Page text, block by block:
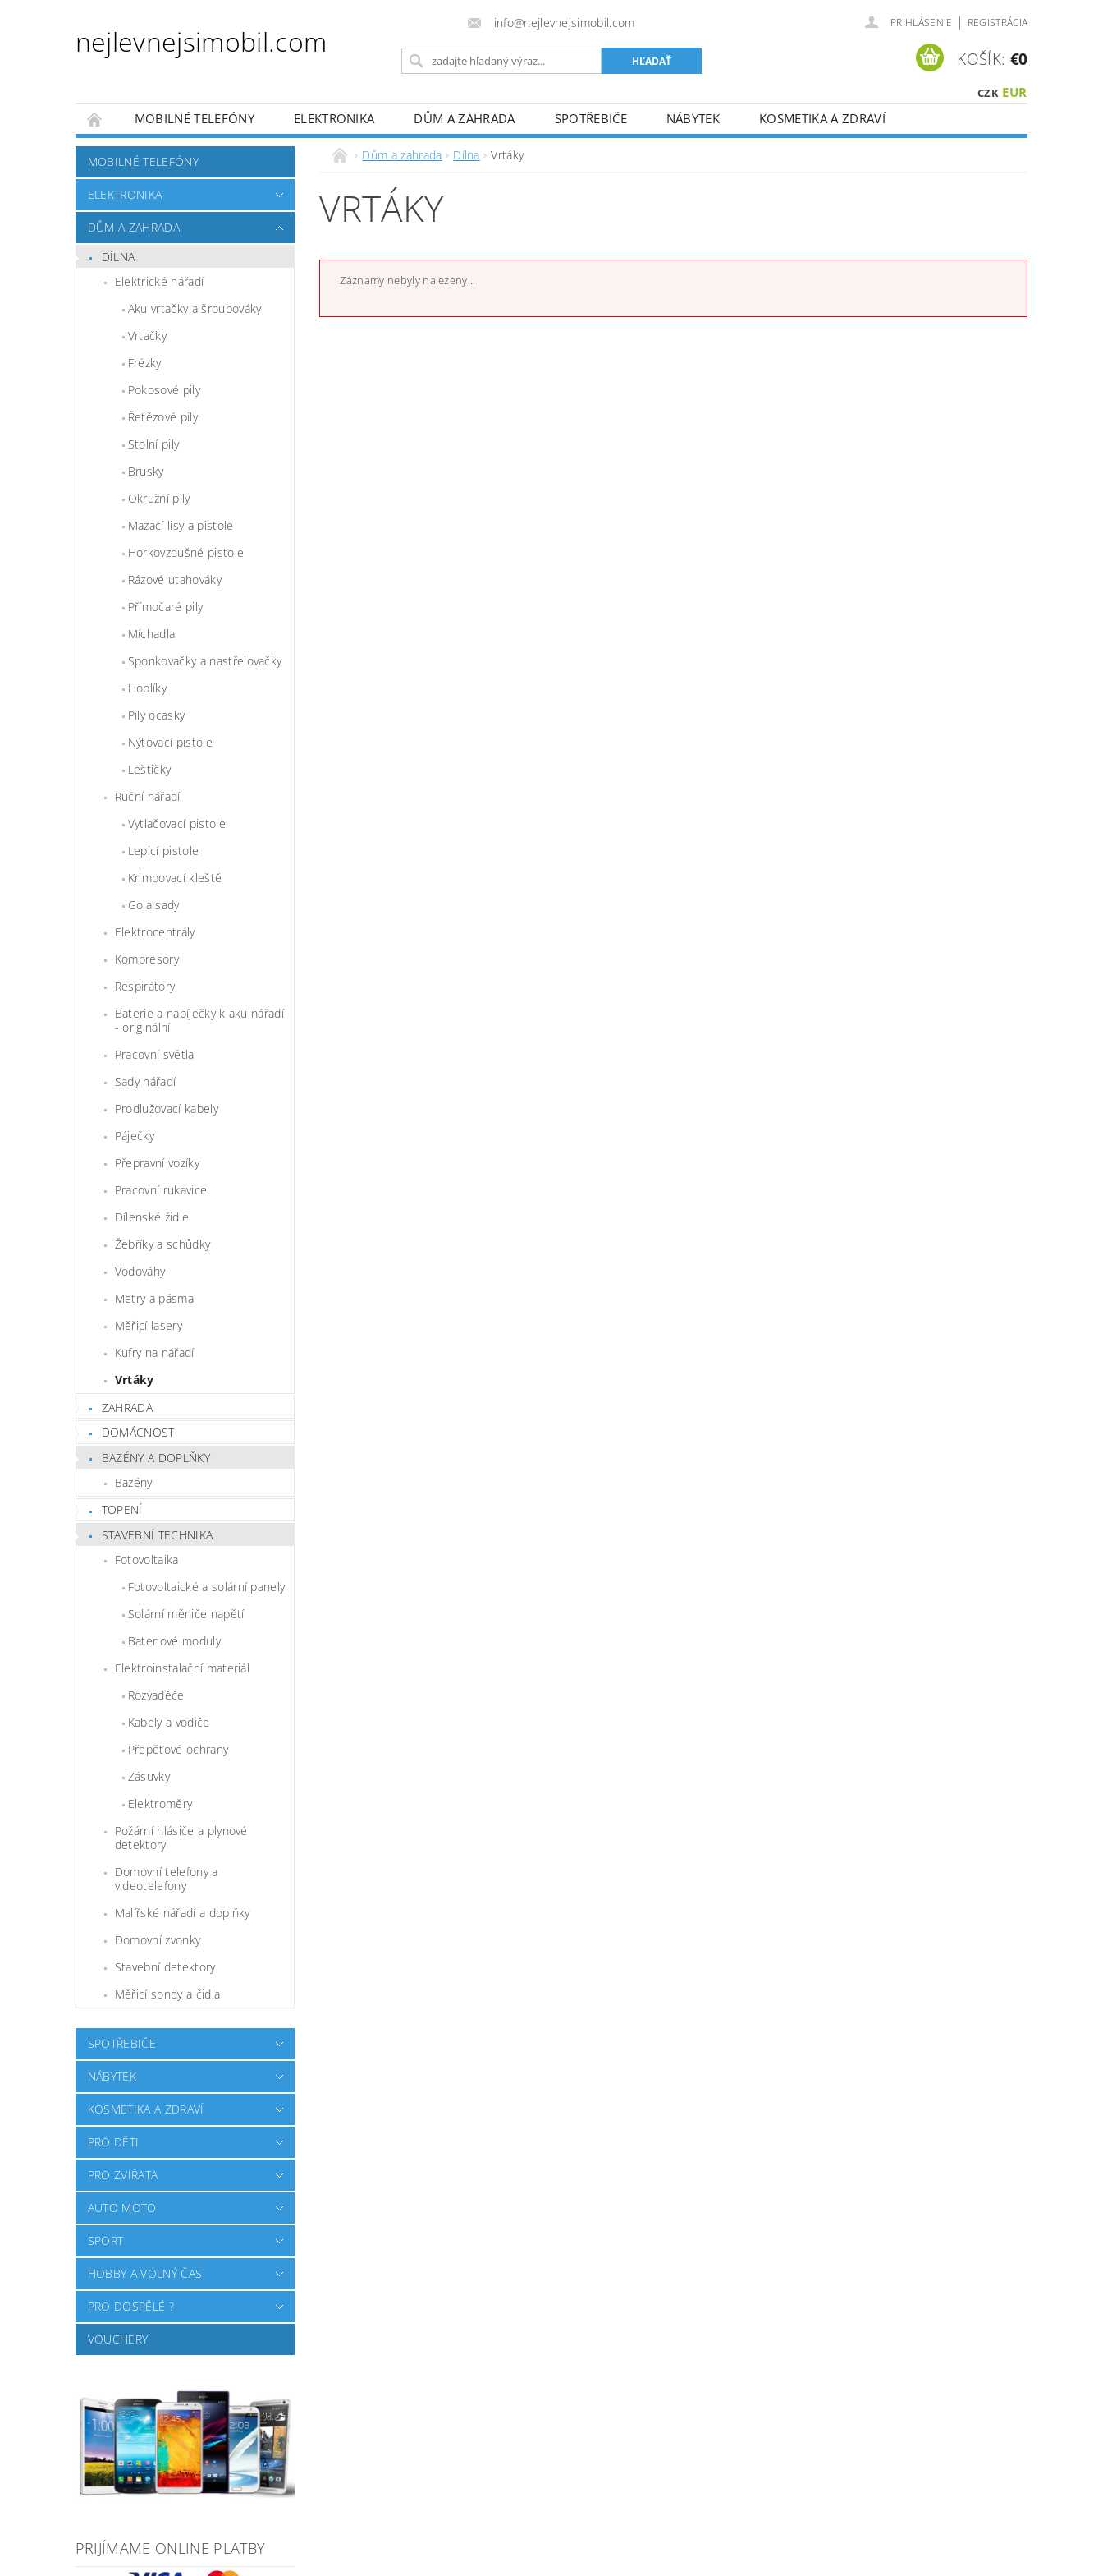
nejlevnejsimobil.com
info@nejlevnejsimobil.com PRIHLÁSENIE | REGISTRÁCIA
CZK EUR
KOŠÍK: €0
MOBILNÉ TELEFÓNY ELEKTRONIKA DŮM A ZAHRADA SPOTŘEBIČE NÁBYTEK
KOSMETIKA A ZDRAVÍ
PRO DĚTI
PRO ZVÍŘATA AUTO MOTO SPORT HOBBY A VOLNÝ ČAS
OBCHODNÍ PODMÍNKY
NAPÍŠTE NÁM
MOBILNÉ TELEFÓNY
ELEKTRONIKA
DŮM A ZAHRADA
DÍLNA
Elektrické nářadí
Aku vrtačky a šroubováky
Vrtačky
Frézky
Pokosové pily
Řetězové pily
Stolní pily
Brusky
Okružní pily
Mazací lisy a pistole
Horkovzdušné pistole
Rázové utahováky
Přímočaré pily
Míchadla
Sponkovačky a nastřelovačky
Hoblíky
Pily ocasky
Nýtovací pistole
Leštičky
Ruční nářadí
Vytlačovací pistole
Lepicí pistole
Krimpovací kleště
Gola sady
Elektrocentrály
Kompresory
Respirátory
Baterie a nabíječky k aku nářadí
- originální
Pracovní světla
Sady nářadí
Prodlužovací kabely
Páječky
Přepravní vozíky
Pracovní rukavice
Dílenské židle
Žebříky a schůdky
Vodováhy
Metry a pásma
Měřicí lasery
Kufry na nářadí
Vrtáky
ZAHRADA
DOMÁCNOST
BAZÉNY A DOPLŇKY
Bazény
TOPENÍ
STAVEBNÍ TECHNIKA
Fotovoltaika
Fotovoltaické a solární panely
Solární měniče napětí
Bateriové moduly
Elektroinstalační materiál
Rozvaděče
Kabely a vodiče
Přepěťové ochrany
Zásuvky
Elektroměry
Požární hlásiče a plynové
detektory
Domovní telefony a
videotelefony
Malířské nářadí a doplňky
Domovní zvonky
Stavební detektory
Měřicí sondy a čidla
SPOTŘEBIČE
NÁBYTEK
KOSMETIKA A ZDRAVÍ
PRO DĚTI
PRO ZVÍŘATA
AUTO MOTO
SPORT
HOBBY A VOLNÝ ČAS
PRO DOSPĚLÉ ?
VOUCHERY
PRIJÍMAME ONLINE PLATBY
Dům a zahrada Dílna Vrtáky
VRTÁKY
Záznamy nebyly nalezeny...